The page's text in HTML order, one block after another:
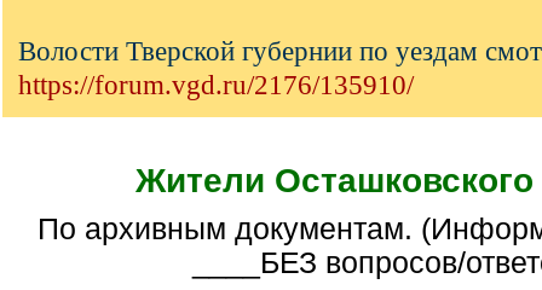
Волости Тверской губернии по уездам
https://forum.vgd.ru/2176/135910/
Жители Осташковского
По архивным документам. (Информативная тема
____БЕЗ вопросов/